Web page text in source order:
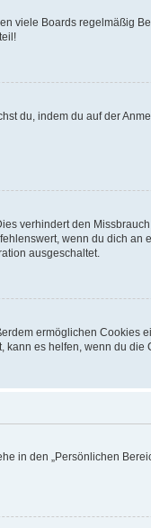
viele Boards regelmäßig
du, indem du auf der
verhindert den
wenn du dich an
ausgeschaltet.
ermöglichen Cookies
kann es helfen, wenn du die
in den „Persönlichen